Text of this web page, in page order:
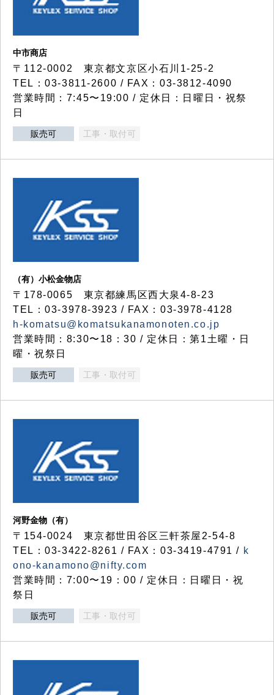
中市商店
〒112-0002 東京都文京区小石川1-25-2
TEL：03-3811-2600 / FAX：03-3812-4090
営業時間：7:45〜19:00 / 定休日：日曜日・祝祭
日
販売可 工事・取付可
（有）小松金物店
〒178-0065 東京都練馬区西大泉4-8-23
TEL：03-3978-3923 / FAX：03-3978-4128
h-komatsu@komatsukanamonoten.co.jp
営業時間：8:30〜18：30 / 定休日：第1土曜・日
曜・祝祭日
販売可 工事・取付可
河野金物（有）
〒154-0024 東京都世田谷区三軒茶屋2-54-8
TEL：03-3422-8261 / FAX：03-3419-4791 / k
ono-kanamono@nifty.com
営業時間：7:00〜19：00 / 定休日：日曜日・祝
祭日
販売可 工事・取付可